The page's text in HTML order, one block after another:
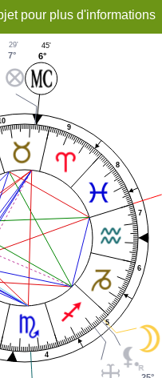
pour plus d'informations
4
5
6
7
8
9
6°
45'
7°
29'